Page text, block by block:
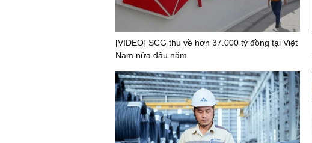
[VIDEO] SCG thu về hơn 37.000 tỷ đồng tại Việt
Nam nửa đầu năm